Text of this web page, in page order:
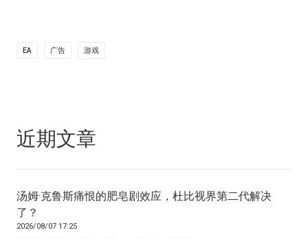
EA 广告 游戏
近期文章
汤姆·克鲁斯痛恨的肥皂剧效应，杜比视界第二代解决
了？
2026/08/07 17:25